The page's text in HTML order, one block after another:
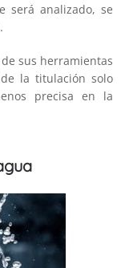
será analizado, se
sus herramientas
la titulación solo
precisa en la